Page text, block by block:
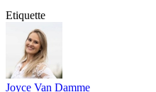
Etiquette
Joyce Van Damme